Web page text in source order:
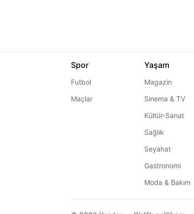
Spor
Futbol
Maçlar
Yaşam
Magazin
Sinema & TV
Kültür-Sanat
Sağlık
Seyahat
Gastronomi
Moda & Bakım